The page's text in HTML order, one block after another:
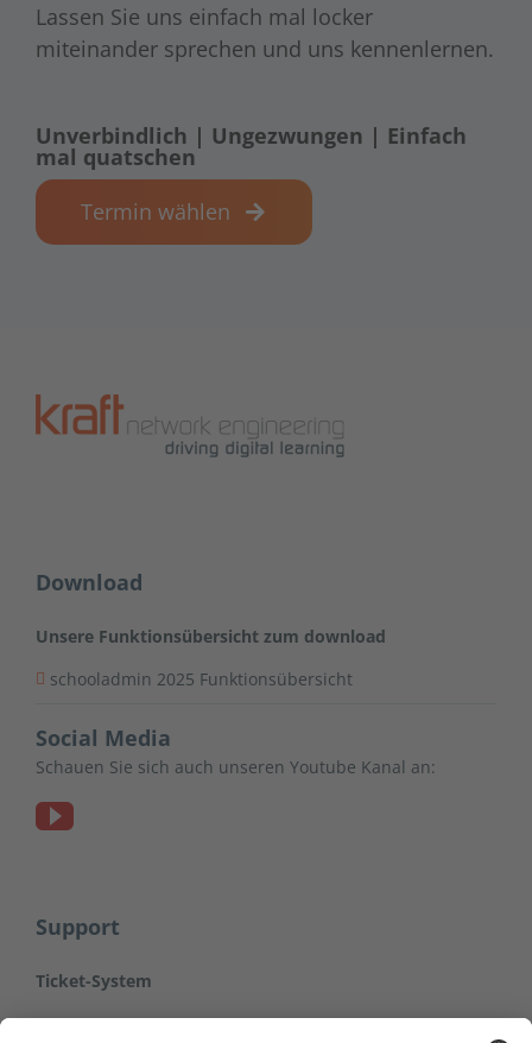
Lassen Sie uns einfach mal locker
miteinander sprechen und uns kennenlernen.
Unverbindlich | Ungezwungen | Einfach
mal quatschen
Termin wählen
Download
Unsere Funktionsübersicht zum download
schooladmin 2025 Funktionsübersicht
Social Media
Schauen Sie sich auch unseren Youtube Kanal an:
Support
Ticket-System